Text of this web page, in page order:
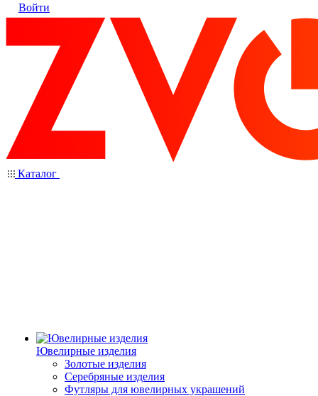
Войти
Каталог
Ювелирные изделия
Золотые изделия
Серебряные изделия
Футляры для ювелирных украшений